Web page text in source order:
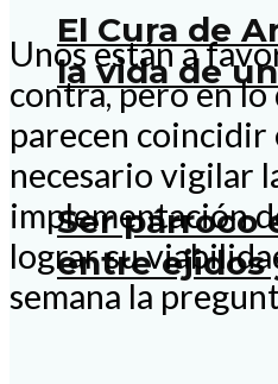
El Cura de
la vida de
Ser párroco
entre ejidos
Unos están a
contra, pero en
parecen coincidir
necesario vigilar
implementación
lograr su
semana la